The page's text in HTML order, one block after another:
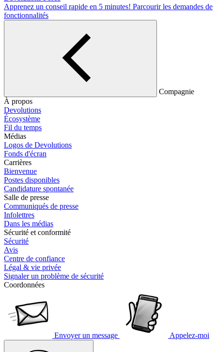
Apprenez un conseil rapide en 5 minutes! Parcourir les demandes de
fonctionnalités
Compagnie
À propos
Devolutions
Écosystème
Fil du temps
Médias
Logos de Devolutions
Fonds d'écran
Carrières
Bienvenue
Postes disponibles
Candidature spontanée
Salle de presse
Communiqués de presse
Infolettres
Dans les médias
Sécurité et conformité
Sécurité
Avis
Centre de confiance
Légal & vie privée
Signaler un problème de sécurité
Coordonnées
Envoyer un message Appelez-moi